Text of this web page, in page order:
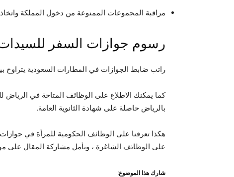
مراقبة المجموعات الممنوعة من دخول المملكة واتخاذ
رسوم جوازات السفر
راتب ضابط الجوازات في المطارات السعودية يتراوح بين 5000 و 7000
كما يمكنك الاطلاع على الوظائف المتاحة في
بالرياض حاصلة على شهادة الثانوية العامة.
هكذا تعرفنا على الوظائف الحكومية للمرأة في
على الوظائف الشاغرة ، ونأمل مشاركة المقال على
شارك هذا الموضوع: